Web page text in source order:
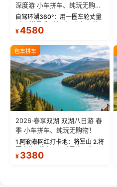
深度游 小车拼车、纯玩无购
物！
自驾环湖360°：用一圈车轮丈量
蓝。 赛湖旅拍：甄选多款风格服
绝美瞬间。 赛湖坦克300跟车视
频：专业摄影师...
¥4580
包车拼车
2026·春享双湖 双湖八日游 春
季 小车拼车、纯玩无购物！
1.阿勒泰网红打卡地：将军山 2.将
军山落日缆车，体验雪都风光 3.
将军山，夕阳派对，蹦迪party 4.
¥ 3380